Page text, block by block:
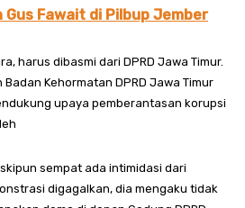
Gus Fawait di Pilbup Jember
harus dibasmi dari DPRD Jawa Timur.
Kehormatan DPRD Jawa Timur
upaya pemberantasan korupsi
sempat ada intimidasi dari
digagalkan, dia mengaku tidak